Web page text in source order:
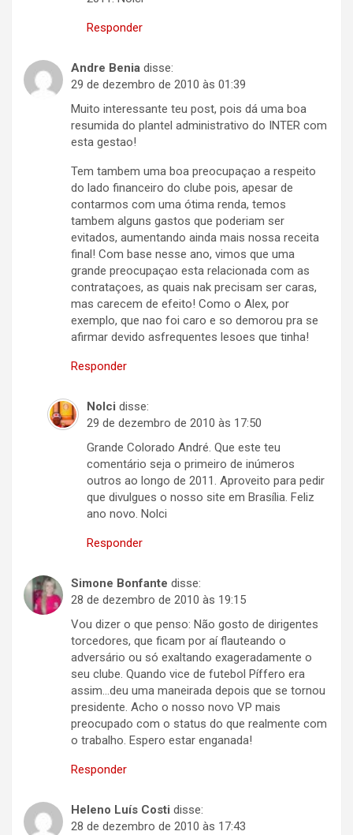
Responder
Andre Benia disse:
29 de dezembro de 2010 às 01:39
Muito interessante teu post, pois dá uma boa
resumida do plantel administrativo do INTER com
esta gestao!
Tem tambem uma boa preocupaçao a respeito
do lado financeiro do clube pois, apesar de
contarmos com uma ótima renda, temos
tambem alguns gastos que poderiam ser
evitados, aumentando ainda mais nossa receita
final! Com base nesse ano, vimos que uma
grande preocupaçao esta relacionada com as
contrataçoes, as quais nak precisam ser caras,
mas carecem de efeito! Como o Alex, por
exemplo, que nao foi caro e so demorou pra se
afirmar devido asfrequentes lesoes que tinha!
Responder
Nolci disse:
29 de dezembro de 2010 às 17:50
Grande Colorado André. Que este teu
comentário seja o primeiro de inúmeros
outros ao longo de 2011. Aproveito para pedir
que divulgues o nosso site em Brasília. Feliz
ano novo. Nolci
Responder
Simone Bonfante disse:
28 de dezembro de 2010 às 19:15
Vou dizer o que penso: Não gosto de dirigentes
torcedores, que ficam por aí flauteando o
adversário ou só exaltando exageradamente o
seu clube. Quando vice de futebol Píffero era
assim…deu uma maneirada depois que se tornou
presidente. Acho o nosso novo VP mais
preocupado com o status do que realmente com
o trabalho. Espero estar enganada!
Responder
Heleno Luís Costi disse:
28 de dezembro de 2010 às 17:43